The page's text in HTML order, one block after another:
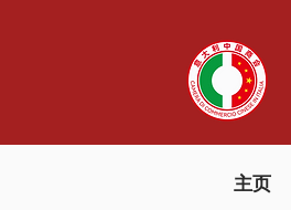
主页